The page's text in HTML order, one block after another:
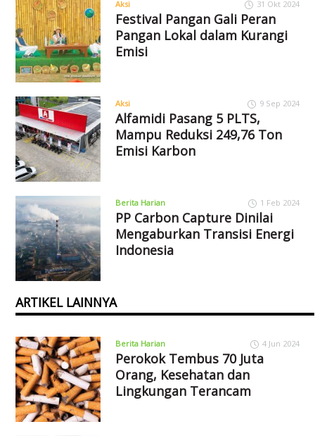
Aksi 31 Okt 2024
Festival Pangan Gali Peran
Pangan Lokal dalam Kurangi
Emisi
Aksi 9 Sep 2024
Alfamidi Pasang 5 PLTS,
Mampu Reduksi 249,76 Ton
Emisi Karbon
Berita Harian 1 Feb 2024
PP Carbon Capture Dinilai
Mengaburkan Transisi Energi
Indonesia
ARTIKEL LAINNYA
Berita Harian 4 Jun 2024
Perokok Tembus 70 Juta
Orang, Kesehatan dan
Lingkungan Terancam